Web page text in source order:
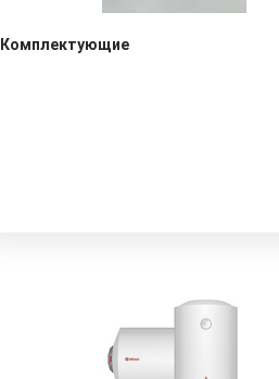
Комплектующие